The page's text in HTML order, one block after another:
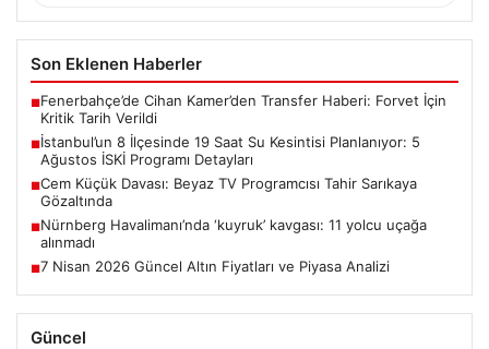
Son Eklenen Haberler
■Fenerbahçe’de Cihan Kamer’den Transfer Haberi: Forvet İçin
Kritik Tarih Verildi
■İstanbul’un 8 İlçesinde 19 Saat Su Kesintisi Planlanıyor: 5
Ağustos İSKİ Programı Detayları
■Cem Küçük Davası: Beyaz TV Programcısı Tahir Sarıkaya
Gözaltında
■Nürnberg Havalimanı’nda ‘kuyruk’ kavgası: 11 yolcu uçağa
alınmadı
■7 Nisan 2026 Güncel Altın Fiyatları ve Piyasa Analizi
Güncel